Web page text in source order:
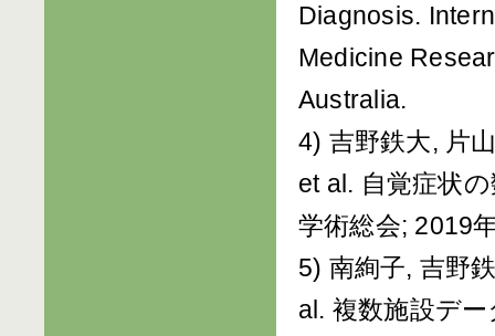
Diagnosis.
Medicine
Australia.
4) 吉野鉄大, 片
et al. 自覚症状
学術総会; 2019
5) 南絢子, 吉野
al. 複数施設デ